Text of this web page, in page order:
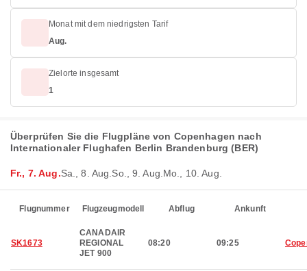
Monat mit dem niedrigsten Tarif
Aug.
Zielorte insgesamt
1
Überprüfen Sie die Flugpläne von Copenhagen nach
Internationaler Flughafen Berlin Brandenburg (BER)
Fr., 7. Aug.Sa., 8. Aug. So., 9. Aug. Mo., 10. Aug.
Flugnummer Flugzeugmodell Abflug Ankunft
SK1673
CANADAIR
REGIONAL
JET 900
08:20 09:25